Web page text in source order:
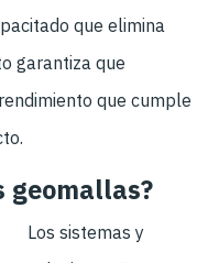
que elimina
garantiza que
que cumple
geomallas?
Los sistemas y